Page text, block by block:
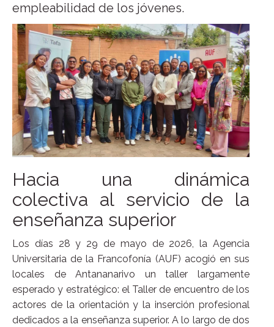
empleabilidad de los jóvenes.
Hacia una dinámica
colectiva al servicio de la
enseñanza superior
Los días 28 y 29 de mayo de 2026, la Agencia
Universitaria de la Francofonía (AUF) acogió en sus
locales de Antananarivo un taller largamente
esperado y estratégico: el Taller de encuentro de los
actores de la orientación y la inserción profesional
dedicados a la enseñanza superior. A lo largo de dos